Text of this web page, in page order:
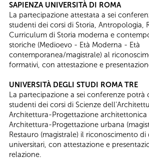
SAPIENZA UNIVERSITÀ DI ROMA
La partecipazione attestata a sei
studenti dei corsi di Storia, Antropologia,
Curriculum di Storia moderna e
storiche (Medioevo - Età Moderna - Età
contemporanea/magistrale) al
formativi, con attestazione e
UNIVERSITÀ DEGLI STUDI ROMA TRE
La partecipazione a sei conferenze potrà
studenti dei corsi di Scienze
Architettura-Progettazione architettonica
Architettura-Progettazione urbana
Restauro (magistrale) il riconoscimento
universitari, con attestazione e
relazione.